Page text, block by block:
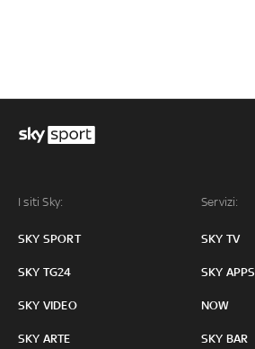
I siti Sky:
SKY SPORT
SKY TG24
SKY VIDEO
SKY ARTE
Servizi:
SKY TV
SKY APPS
NOW
SKY BAR